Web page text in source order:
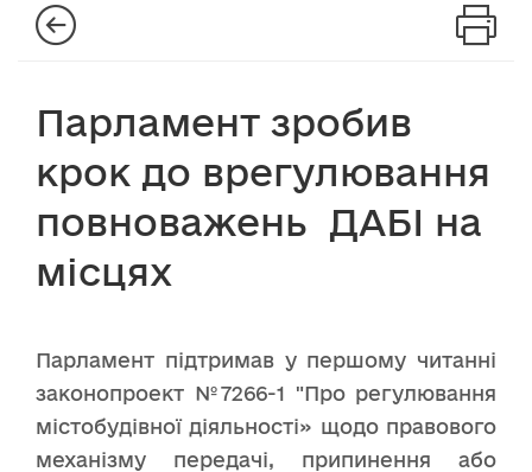
Парламент зробив
крок до врегулювання
повноважень ДАБІ на
місцях
Парламент підтримав у першому читанні
законопроект №7266-1 "Про регулювання
містобудівної діяльності» щодо правового
механізму передачі, припинення або